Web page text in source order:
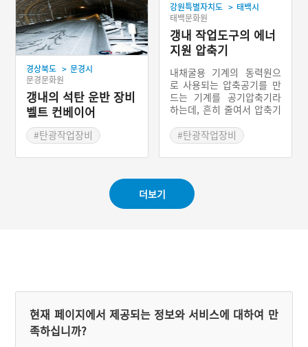
경상북도 > 문경시
문경문화원
갱내의 석탄 운반 장비
벨트 컨베이어
#탄광작업장비
강원특별자치도 > 태백시
태백문화원
갱내 작업도구의 에너
지원 압축기
내채굴용 기계의 동력원으
로 사용되는 압축공기를 만
드는 기계를 공기압축기라
하는데, 흔히 줄여서 압축기
영어식 발음으로 ‘에어 콤프
레샤(air compressor)’라
고 한다. 압축기는 갱내에
장비를 가동하는 에너지원
인 압축공기를 공급하기 때
문에 갱 밖에서 가동되는 중
#탄광작업장비
더보기
현재 페이지에서 제공되는 정보와 서비스에 대하여 만
족하십니까?